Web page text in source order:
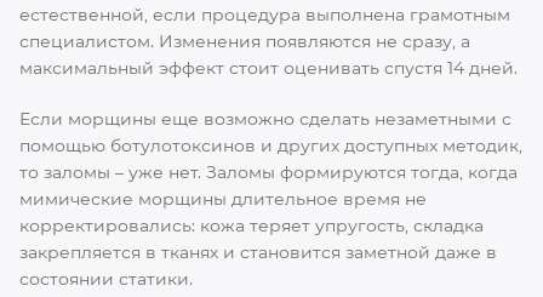
естественной, если процедура выполнена грамотным
специалистом. Изменения появляются не сразу, а
максимальный эффект стоит оценивать спустя 14 дней.
Если морщины еще возможно сделать незаметными с
помощью ботулотоксинов и других доступных методик,
то заломы – уже нет. Заломы формируются тогда, когда
мимические морщины длительное время не
корректировались: кожа теряет упругость, складка
закрепляется в тканях и становится заметной даже в
состоянии статики.